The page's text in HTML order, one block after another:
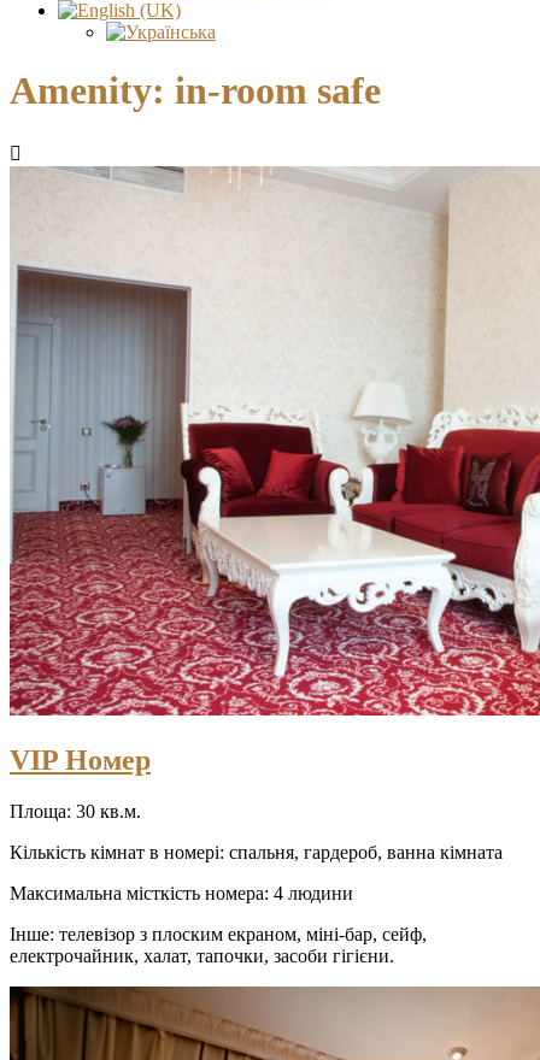
Amenity: in-room safe
VIP Номер
Площа: 30 кв.м.
Кількість кімнат в номері: спальня, гардероб, ванна кімната
Максимальна місткість номера: 4 людини
Інше: телевізор з плоским екраном, міні-бар, сейф,
електрочайник, халат, тапочки, засоби гігієни.